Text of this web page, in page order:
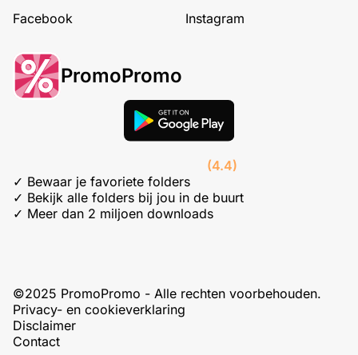
Facebook
Instagram
PromoPromo
(4.4)
✓ Bewaar je favoriete folders
✓ Bekijk alle folders bij jou in de buurt
✓ Meer dan 2 miljoen downloads
©2025 PromoPromo - Alle rechten voorbehouden.
Privacy- en cookieverklaring
Disclaimer
Contact